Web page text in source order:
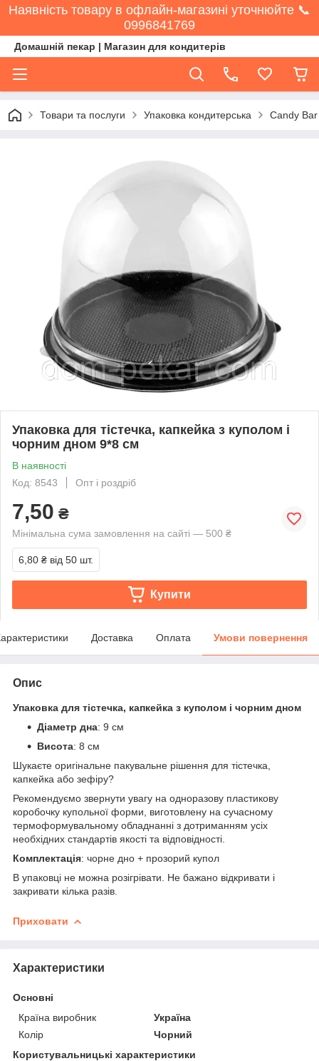
Наявність товару в офлайн-магазині уточнюйте 📞
0996841769
Домашній пекар | Магазин для кондитерів
Товари та послуги Упаковка кондитерська Candy Bar
Упаковка для тістечка, капкейка з куполом і
чорним дном 9*8 см
В наявності
Код: 8543
Опт і роздріб
7,50 ₴
Мінімальна сума замовлення на сайті — 500 ₴
6,80 ₴ від 50 шт.
Купити
Доставка Оплата Умови повернення
Опис
Упаковка для тістечка, капкейка з куполом і чорним дном
Діаметр дна: 9 см
Висота: 8 см
Шукаєте оригінальне пакувальне рішення для тістечка,
капкейка або зефіру?
Рекомендуємо звернути увагу на одноразову пластикову
коробочку купольної форми, виготовлену на сучасному
термоформувальному обладнанні з дотриманням усіх
необхідних стандартів якості та відповідності.
Комплектація: чорне дно + прозорий купол
В упаковці не можна розігрівати. Не бажано відкривати і
закривати кілька разів.
Приховати
Характеристики
Основні
Країна виробник
Україна
Колір
Чорний
Користувальницькі характеристики